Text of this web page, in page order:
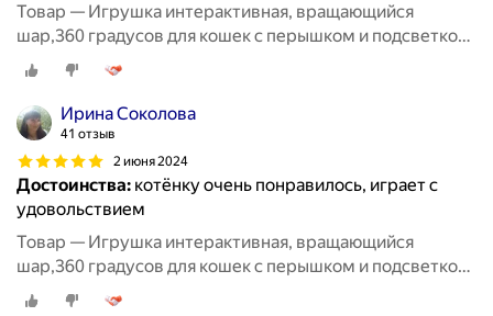
Товар — Игрушка интерактивная, вращающийся
шар,360 градусов для кошек с перышком и подсветкой,
8,5 см, фиолетовый
Ирина Соколова
41 отзыв
2 июня 2024
Достоинства: котёнку очень понравилось, играет с
удовольствием
Товар — Игрушка интерактивная, вращающийся
шар,360 градусов для кошек с перышком и подсветкой,
8,5 см, фиолетовый